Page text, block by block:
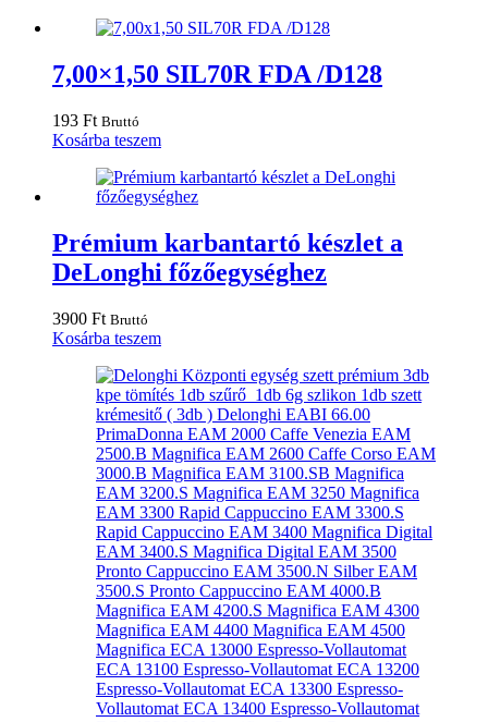
7,00×1,50 SIL70R FDA /D128
193 Ft Bruttó
Kosárba teszem
Prémium karbantartó készlet a
DeLonghi főzőegységhez
3900 Ft Bruttó
Kosárba teszem